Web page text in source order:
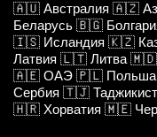
🇦🇺 Австралия 🇦🇿
Беларусь 🇧🇬
🇮🇸 Исландия 🇰🇿
Латвия 🇱🇹 Литва 🇲🇩
🇦🇪 ОАЭ 🇵🇱 Польша
Сербия 🇹🇯
🇭🇷 Хорватия 🇲🇪